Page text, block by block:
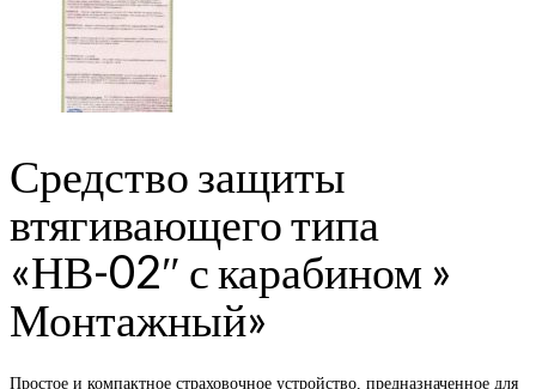
Средство защиты
втягивающего типа
«НВ-02″ с карабином »
Монтажный»
Простое и компактное страховочное устройство, предназначенное для